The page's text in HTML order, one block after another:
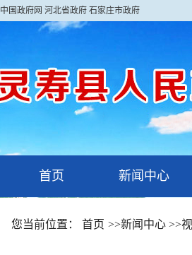
中国政府网 河北省政府 石家庄市政府
首页 新闻中心
您当前位置： 首页 >>新闻中心 >>